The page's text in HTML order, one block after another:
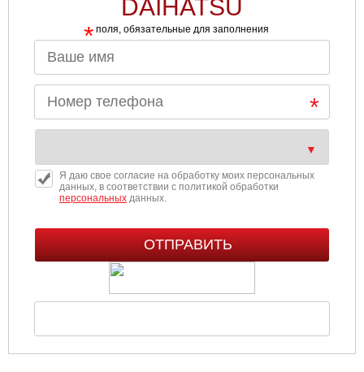
DAIHATSU
* поля, обязательные для заполнения
Я даю свое согласие на обработку моих персональных
данных, в соответствии с политикой обработки
персональныхданных.